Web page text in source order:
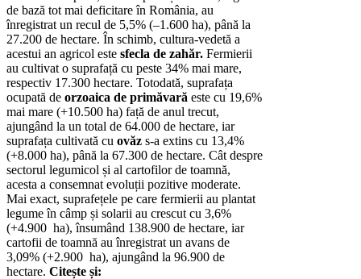
de bază tot mai deficitare în România, au
înregistrat un recul de 5,5% (–1.600 ha), până la
27.200 de hectare. În schimb, cultura-vedetă a
acestui an agricol este sfecla de zahăr. Fermierii
au cultivat o suprafață cu peste 34% mai mare,
respectiv 17.300 hectare. Totodată, suprafața
ocupată de orzoaica de primăvară este cu 19,6%
mai mare (+10.500 ha) față de anul trecut,
ajungând la un total de 64.000 de hectare, iar
suprafața cultivată cu ovăz s-a extins cu 13,4%
(+8.000 ha), până la 67.300 de hectare. Cât despre
sectorul legumicol și al cartofilor de toamnă,
acesta a consemnat evoluții pozitive moderate.
Mai exact, suprafețele pe care fermierii au plantat
legume în câmp și solarii au crescut cu 3,6%
(+4.900 ha), însumând 138.900 de hectare, iar
cartofii de toamnă au înregistrat un avans de
3,09% (+2.900 ha), ajungând la 96.900 de
hectare. Citește și: